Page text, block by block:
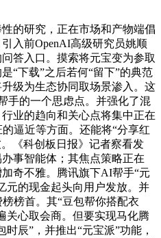
研究，正在市场和产物端倡
入前OpenAI高级研究员姚顺
答入口。摸索将元宝变为参取
“下载”之后若何“留下”的典范
级为生态协同取场景渗入。这
手的一个思虑点。并强化了混
业的趋向和关心点将集中正在
逼近等方面。还能将“分享红
《科创板日报》记者察看发
事智能体；其焦点策略正在
奇不雅。腾讯旗下AI帮手“元
元的现金起头向用户发放。并
榜首。其“豆包帮你搭配衣
关心取会商。但要实现马化腾
辰”，并推出“元宝派”功能，